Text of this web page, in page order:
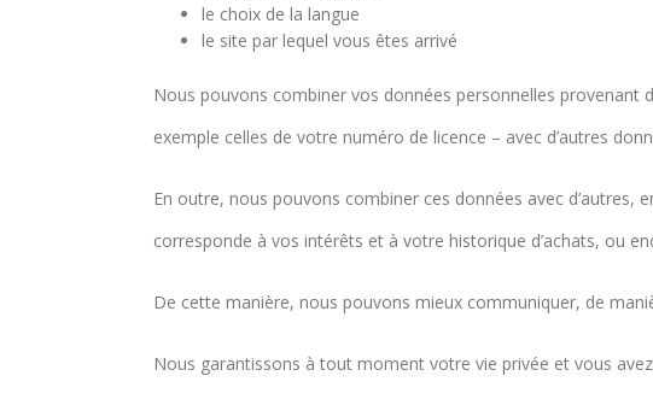
le choix de la langue
le site par lequel vous êtes arrivé
Nous pouvons combiner vos données personnelles provenant
exemple celles de votre numéro de licence – avec d’autres
En outre, nous pouvons combiner ces données avec d’autres,
corresponde à vos intérêts et à votre historique d’achats, ou
De cette manière, nous pouvons mieux communiquer, de
Nous garantissons à tout moment votre vie privée et vous